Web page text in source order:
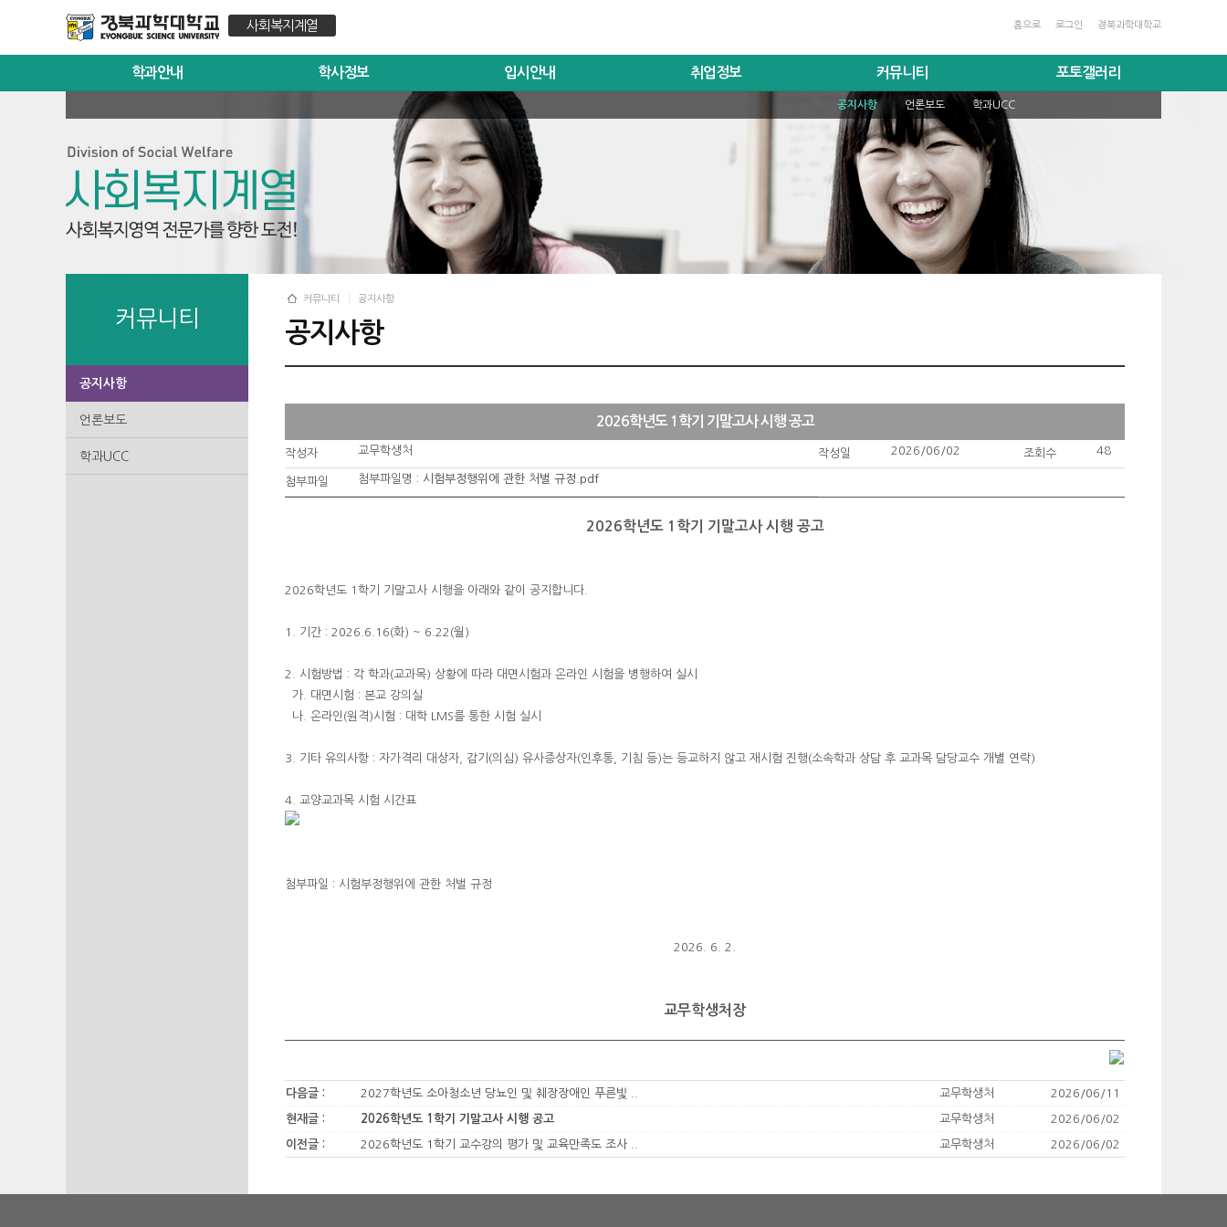
사회복지계열 홈으로 로그인 경북과학대학교
학과안내 학사정보 입시안내 취업정보 커뮤니티
공지사항 언론보도 학과UCC
포토갤러리
커뮤니티
공지사항
언론보도
학과UCC
커뮤니티 공지사항
공지사항
2026학년도 1학기 기말고사 시행 공고
작성자 교무학생처 작성일 2026/06/02 조회수 48
첨부파일 첨부파일명 : 시험부정행위에 관한 처벌 규정.pdf
2026학년도 1학기 기말고사 시행 공고
2026학년도 1학기 기말고사 시행을 아래와 같이 공지합니다.
1. 기간 : 2026.6.16(화) ~ 6.22(월)
2. 시험방법 : 각 학과(교과목) 상황에 따라 대면시험과 온라인 시험을 병행하여 실시
가. 대면시험 : 본교 강의실
나. 온라인(원격)시험 : 대학 LMS를 통한 시험 실시
3. 기타 유의사항 : 자가격리 대상자, 감기(의심) 유사증상자(인후통, 기침 등)는 등교하지 않고 재시험 진행(소속학과 상담 후 교과목 담당교수 개별 연락)
4. 교양교과목 시험 시간표
첨부파일 : 시험부정행위에 관한 처벌 규정
2026. 6. 2.
교무학생처장
다음글 : 2027학년도 소아청소년 당뇨인 및 췌장장애인 푸른빛 .. 교무학생처 2026/06/11
현재글 : 2026학년도 1학기 기말고사 시행 공고 교무학생처 2026/06/02
이전글 : 2026학년도 1학기 교수강의 평가 및 교육만족도 조사 .. 교무학생처 2026/06/02